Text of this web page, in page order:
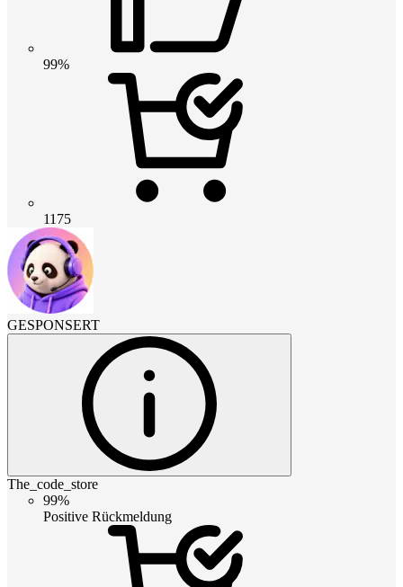
99%
1175
GESPONSERT
The_code_store
99%
Positive Rückmeldung